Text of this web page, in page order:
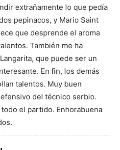
extrañamente lo que pedía
pepinacos, y Mario Saint
que desprende el aroma
También me ha
que puede ser un
En fin, los demás
talentos. Muy buen
del técnico serbio.
el partido. Enhorabuena